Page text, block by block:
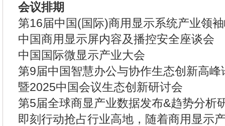
会议排期
第16届中国(国际)商用显示系统产业领
中国商用显示屏内容及播控安全座谈会
中国国际微显示产业大会
第9届中国智慧办公与协作生态创新高峰
暨2025中国会议生态创新研讨会
第5届全球商显产业数据发布&趋势分析
即刻行动抢占行业高地，随着商用显示